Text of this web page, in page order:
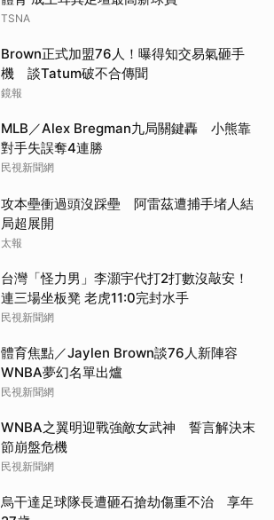
TSNA
Brown正式加盟76人！曝得知交易氣砸手
機 談Tatum破不合傳聞
鏡報
MLB／Alex Bregman九局關鍵轟 小熊靠
對手失誤奪4連勝
民視新聞網
攻本壘衝過頭沒踩壘 阿雷茲遭捕手堵人結
局超展開
太報
台灣「怪力男」李灝宇代打2打數沒敲安！
連三場坐板凳 老虎11:0完封水手
民視新聞網
體育焦點／Jaylen Brown談76人新陣容
WNBA夢幻名單出爐
民視新聞網
WNBA之翼明迎戰強敵女武神 誓言解決末
節崩盤危機
民視新聞網
烏干達足球隊長遭砸石搶劫傷重不治 享年